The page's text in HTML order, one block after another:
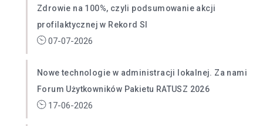
Zdrowie na 100%, czyli podsumowanie akcji
profilaktycznej w Rekord SI
07-07-2026
Nowe technologie w administracji lokalnej. Za nami
Forum Użytkowników Pakietu RATUSZ 2026
17-06-2026